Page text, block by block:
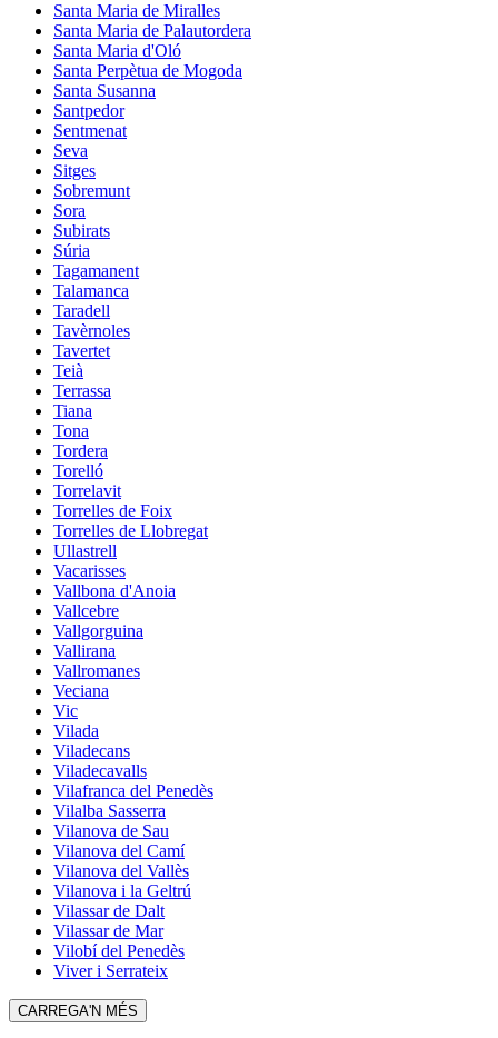
Santa Maria de Miralles
Santa Maria de Palautordera
Santa Maria d'Oló
Santa Perpètua de Mogoda
Santa Susanna
Santpedor
Sentmenat
Seva
Sitges
Sobremunt
Sora
Subirats
Súria
Tagamanent
Talamanca
Taradell
Tavèrnoles
Tavertet
Teià
Terrassa
Tiana
Tona
Tordera
Torelló
Torrelavit
Torrelles de Foix
Torrelles de Llobregat
Ullastrell
Vacarisses
Vallbona d'Anoia
Vallcebre
Vallgorguina
Vallirana
Vallromanes
Veciana
Vic
Vilada
Viladecans
Viladecavalls
Vilafranca del Penedès
Vilalba Sasserra
Vilanova de Sau
Vilanova del Camí
Vilanova del Vallès
Vilanova i la Geltrú
Vilassar de Dalt
Vilassar de Mar
Vilobí del Penedès
Viver i Serrateix
CARREGA'N MÉS